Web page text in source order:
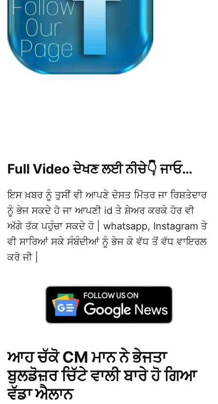
Full Video ਦੇਖਣ ਲਈ ਨੀਚੇ👇 ਜਾਓ…
ਇਸ ਖ਼ਬਰ ਨੂੰ ਤੁਸੀਂ ਵੀ ਆਪਣੇ ਦੋਸਤ ਮਿੱਤਰ ਜਾ ਰਿਸ਼ਤੇਦਾਰ
ਨੂੰ ਭੇਜ ਸਕਦੇ ਹੋ ਜਾ ਆਪਣੀ id ਤੇ ਸ਼ੇਅਰ ਕਰਕੇ ਹੋਰ ਵੀ
ਅੱਗੇ ਤੱਕ ਪਹੁੰਚਾ ਸਕਦੇ ਹੋ | whatsapp, Instagram ਤੇ
ਵੀ ਸਾਰਿਆਂ ਸਕੇ ਸੰਬੰਦੀਆਂ ਨੂੰ ਭੇਜ ਕੇ ਵੱਧ ਤੋਂ ਵੱਧ ਵਾਇਰਲ
ਕਰੋ ਜੀ |
ਆਹ ਚੱਕੋ CM ਮਾਨ ਨੇ ਭੇਜਤਾ
ਬੁਲਡੋਜ਼ਰ ਚਿੱਟੇ ਵਾਲੀ ਬਾਰੇ ਹੋ ਗਿਆ
ਵੱਡਾ ਐਲਾਨ